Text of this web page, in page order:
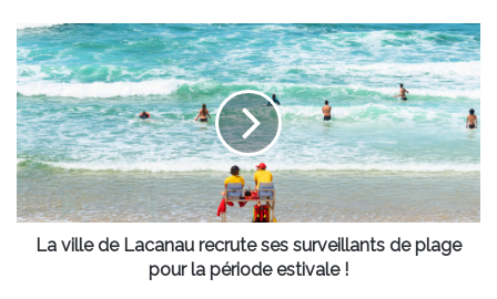
de
Jaws
La
ville
de
Lacanau
recrute
ses
surveillants
de
plage
pourLa ville de Lacanau recrute ses surveillants de plage
pour la période estivale !